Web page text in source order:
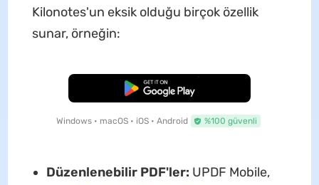
Kilonotes'un eksik olduğu birçok özellik
sunar, örneğin:
Ücretsiz İndirme
Windows • macOS • iOS • Android %100 güvenli
Düzenlenebilir PDF'ler: UPDF Mobile,